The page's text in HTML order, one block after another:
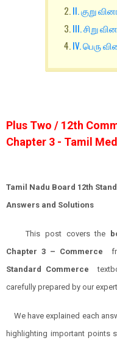
II. குறு
III. சிறு
IV. பெரு
Plus Two / 12th
Chapter 3 - Tamil
Tamil Nadu Board 12th
Answers and Solutions
This post covers the
Chapter 3 – Commerce
Standard Commerce
carefully prepared by our
We have explained each
highlighting important points